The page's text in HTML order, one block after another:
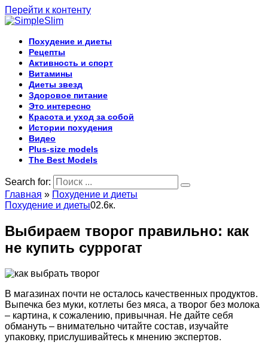
Перейти к контенту
Похудение и диеты
Рецепты
Активность и спорт
Витамины
Диеты звезд
Здоровое питание
Это интересно
Красота и уход за собой
Истории похудения
Видео
Plus-size models
The Best Models
Search for:
Главная » Похудение и диеты
Похудение и диеты02.6к.
Выбираем творог правильно: как
не купить суррогат
В магазинах почти не осталось качественных продуктов.
Выпечка без муки, котлеты без мяса, а творог без молока
– картина, к сожалению, привычная. Не дайте себя
обмануть – внимательно читайте состав, изучайте
упаковку, прислушивайтесь к мнению экспертов.